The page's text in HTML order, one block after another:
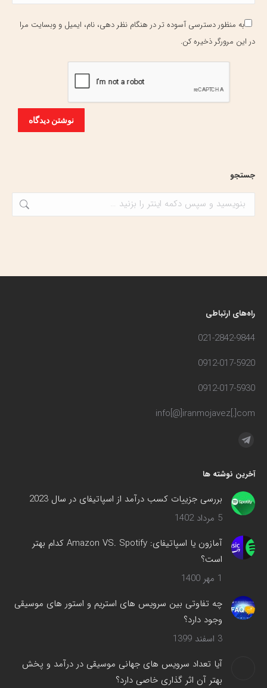
به منظور دسترسی آسوده تر در هنگام نظر دهی، نام، ایمیل و وبسایت مرا
در این مرورگر ذخیره کن.
نوشتن دیدگاه
جستجو
جستجو:
راه‌های ارتباطی
021-2842-9844
0912-017-5920
0912-017-5930
info[@]iranmojavez[.]com
مارا در اینجا پیدا کنید:
تلگرام
در
پنجره
جدید
می‌شود
آخرین نوشته ها
بررسی جزییات کسب درآمد از اسپاتیفای در سال 2023
5 مرداد 1402
آمازون یا اسپاتیفای: Amazon VS. Spotify کدام بهتر
است؟
1 مهر 1400
چه تفاوتی بین سرویس های استریم و استور های موسیقی
وجود دارد؟
3 اسفند 1399
آیا تعداد سرویس های جهانی موسیقی در درآمد و پخش
بهتر آن اثر گذاری خاصی دارد؟